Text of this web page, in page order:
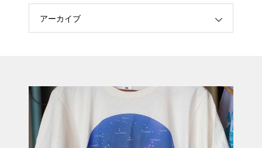
アーカイブ